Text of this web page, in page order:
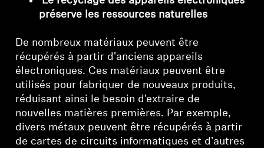
préserve les ressources naturelles
De nombreux matériaux peuvent être
récupérés à partir d'anciens appareils
électroniques. Ces matériaux peuvent être
utilisés pour fabriquer de nouveaux produits,
réduisant ainsi le besoin d'extraire de
nouvelles matières premières. Par exemple,
divers métaux peuvent être récupérés à partir
de cartes de circuits informatiques et d'autres